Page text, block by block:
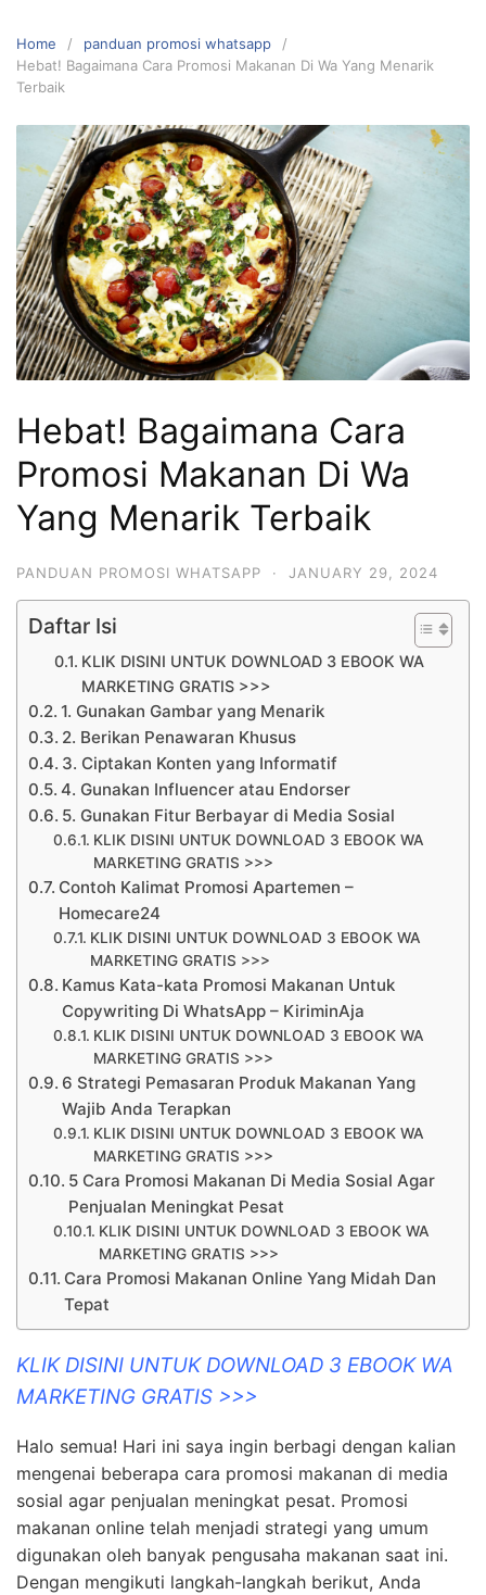
Home
panduan promosi whatsapp
Hebat! Bagaimana Cara Promosi Makanan Di Wa Yang Menarik
Terbaik
Hebat! Bagaimana Cara
Promosi Makanan Di Wa
Yang Menarik Terbaik
PANDUAN PROMOSI WHATSAPP · JANUARY 29, 2024
Daftar Isi
KLIK DISINI UNTUK DOWNLOAD 3 EBOOK WA
MARKETING GRATIS >>>
1. Gunakan Gambar yang Menarik
2. Berikan Penawaran Khusus
3. Ciptakan Konten yang Informatif
4. Gunakan Influencer atau Endorser
5. Gunakan Fitur Berbayar di Media Sosial
KLIK DISINI UNTUK DOWNLOAD 3 EBOOK WA
MARKETING GRATIS >>>
Contoh Kalimat Promosi Apartemen –
Homecare24
KLIK DISINI UNTUK DOWNLOAD 3 EBOOK WA
MARKETING GRATIS >>>
Kamus Kata-kata Promosi Makanan Untuk
Copywriting Di WhatsApp – KiriminAja
KLIK DISINI UNTUK DOWNLOAD 3 EBOOK WA
MARKETING GRATIS >>>
6 Strategi Pemasaran Produk Makanan Yang
Wajib Anda Terapkan
KLIK DISINI UNTUK DOWNLOAD 3 EBOOK WA
MARKETING GRATIS >>>
5 Cara Promosi Makanan Di Media Sosial Agar
Penjualan Meningkat Pesat
KLIK DISINI UNTUK DOWNLOAD 3 EBOOK WA
MARKETING GRATIS >>>
Cara Promosi Makanan Online Yang Midah Dan
Tepat
KLIK DISINI UNTUK DOWNLOAD 3 EBOOK WA
MARKETING GRATIS >>>
Halo semua! Hari ini saya ingin berbagi dengan kalian
mengenai beberapa cara promosi makanan di media
sosial agar penjualan meningkat pesat. Promosi
makanan online telah menjadi strategi yang umum
digunakan oleh banyak pengusaha makanan saat ini.
Dengan mengikuti langkah-langkah berikut, Anda